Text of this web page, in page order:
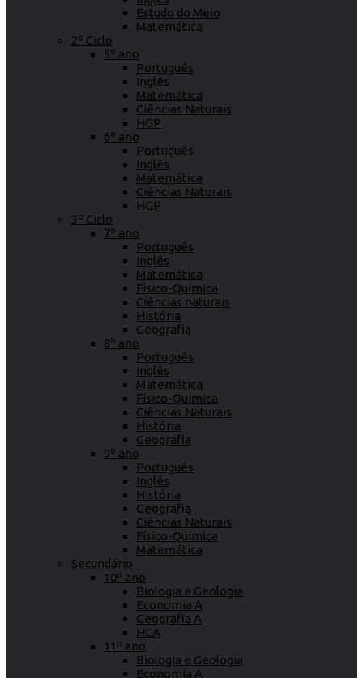
Estudo do Meio
Matemática
2º Ciclo
5º ano
Português
Inglês
Matemática
Ciências Naturais
HGP
6º ano
Português
Inglês
Matemática
Ciências Naturais
HGP
3º Ciclo
7º ano
Português
Inglês
Matemática
Físico-Química
Ciências naturais
História
Geografia
8º ano
Português
Inglês
Matemática
Físico-Química
Ciências Naturais
História
Geografia
9º ano
Português
Inglês
História
Geografia
Ciências Naturais
Físico-Química
Matemática
Secundário
10º ano
Biologia e Geologia
Economia A
Geografia A
HCA
11º ano
Biologia e Geologia
Economia A